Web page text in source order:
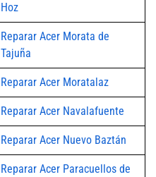
Hoz
Reparar Acer Morata de
Tajuña
Reparar Acer Moratalaz
Reparar Acer Navalafuente
Reparar Acer Nuevo Baztán
Reparar Acer Paracuellos de